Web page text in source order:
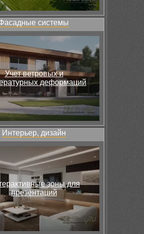
системы
Учет ветровых и
деформаций
Интерьер, дизайн
зоны для
презентаций